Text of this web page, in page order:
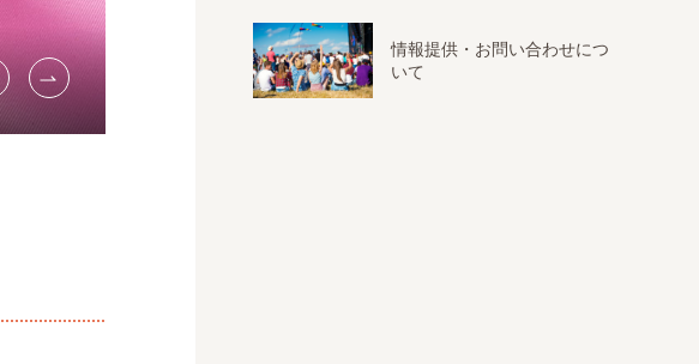
情報提供・お問い合わせにつ
いて